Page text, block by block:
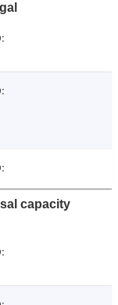
capacity